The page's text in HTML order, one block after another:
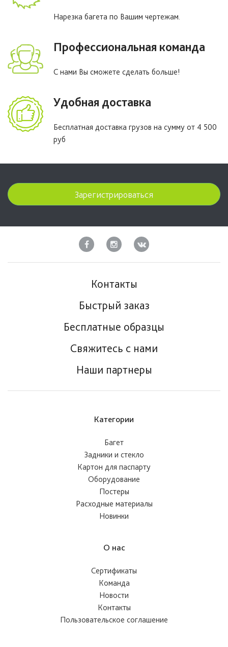
Нарезка багета по Вашим чертежам.
Профессиональная команда
С нами Вы сможете сделать больше!
Удобная доставка
Бесплатная доставка грузов на сумму от 4 500
руб
Зарегистрироваться
Контакты
Быстрый заказ
Бесплатные образцы
Свяжитесь с нами
Наши партнеры
Категории
Багет
Задники и стекло
Картон для паспарту
Оборудование
Постеры
Расходные материалы
Новинки
О нас
Сертификаты
Команда
Новости
Контакты
Пользовательское соглашение